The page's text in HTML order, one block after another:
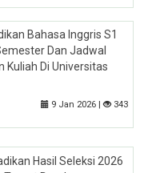
Bahasa Inggris S1
Dan Jadwal
Kuliah Di Universitas
9 Jan 2026 | 343
Hasil Seleksi 2026